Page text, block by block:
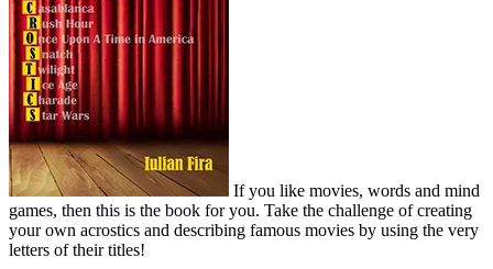
If you like movies, words and mind
games, then this is the book for you. Take the challenge of creating
your own acrostics and describing famous movies by using the very
letters of their titles!